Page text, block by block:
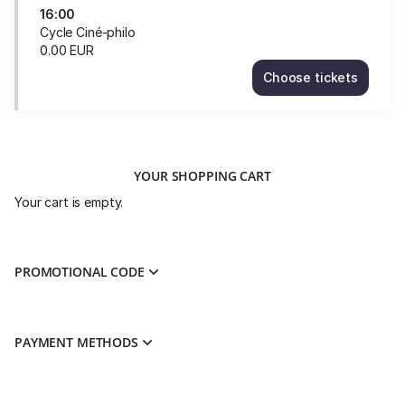
16:00
Cycle Ciné-philo
0.00 EUR
Choose tickets
Cycle
YOUR SHOPPING CART
Your cart is empty.
PROMOTIONAL CODE
PAYMENT METHODS